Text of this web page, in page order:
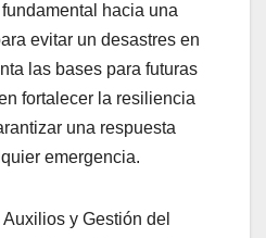
hacia una
evitar un desastres en
las bases para futuras
fortalecer la resiliencia
una respuesta
emergencia.
y Gestión del